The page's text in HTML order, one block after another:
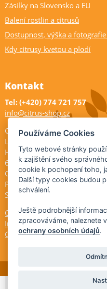
Zásilky na Slovensko a EU
Balení rostlin a citrusů
Dostupnost, výška a
Kdy citrusy kvetou a plodí
Kontakt
Tel: (+420) 774 721 757
info@citrus-shop.cz
Citrus shop zahradnictví
Legionářů 2
Hodonín
695 01
Otevřeno:
Po-Pá 9-17
So 9-11:30
Ochrana osobních údajů
Informace ÚKZÚZ
Cookies
Používáme Cookies
Tyto webové stránky
k zajištění svého
cookie k pochopení toho,
Další typy cookies budou
schválení.
Ještě podrobnější
zpracováváme, naleznete
ochrany osobních údajů.